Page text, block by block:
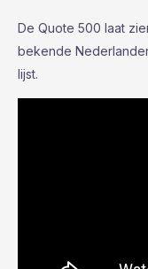
De Quote 500 laat
bekende
lijst.